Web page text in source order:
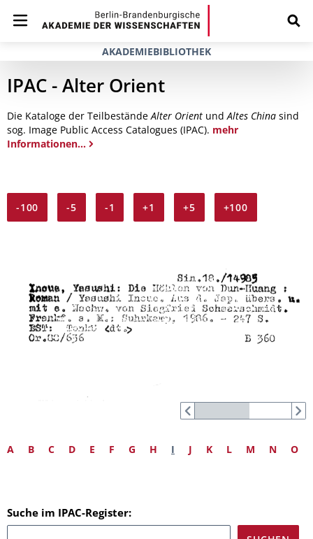
AKADEMIEBIBLIOTHEK
IPAC - Alter Orient
Die Kataloge der TeilbeständeAlter Orient undAltes China sind
sog. Image Public Access Catalogues (IPAC). mehr
Informationen...
-100 -5 -1 +1 +5 +100
A B C D E F G H I J K L M N O
Suche im IPAC-Register: